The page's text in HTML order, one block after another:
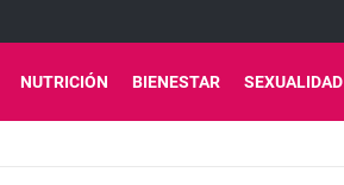
NUTRICIÓN BIENESTAR SEXUALIDAD